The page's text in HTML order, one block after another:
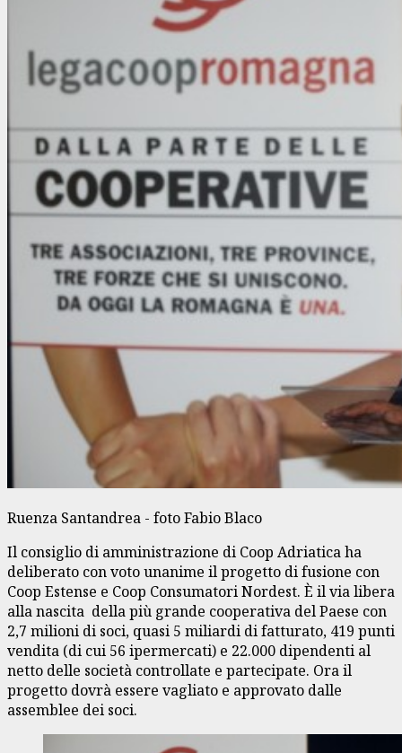
Ruenza Santandrea - foto Fabio Blaco
Il consiglio di amministrazione di Coop Adriatica ha
deliberato con voto unanime il progetto di fusione con
Coop Estense e Coop Consumatori Nordest. È il via libera
alla nascita della più grande cooperativa del Paese con
2,7 milioni di soci, quasi 5 miliardi di fatturato, 419 punti
vendita (di cui 56 ipermercati) e 22.000 dipendenti al
netto delle società controllate e partecipate. Ora il
progetto dovrà essere vagliato e approvato dalle
assemblee dei soci.